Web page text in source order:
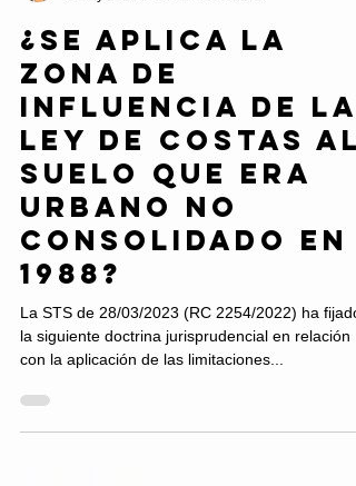
3 may 2023
34 min de lectura
¿Se aplica la
zona de
influencia de la
Ley de Costas al
suelo que era
urbano no
consolidado en
1988?
La STS de 28/03/2023 (RC 2254/2022) ha fijado